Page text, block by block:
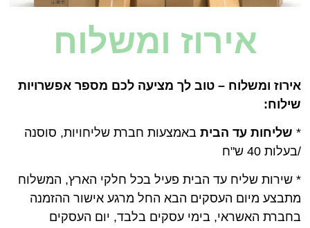
אירוז ומשלוח
אירוז ומשלוח – טוב לך מציעה לכם מספר אפשרויות
שילוח:
* שליחות עד הבית באמצעות חברת שליחויות, סוסנה
/בעלות 40 ש"ח
* שירות שליח עד הבית פעיל בכל חלקי הארץ, המשלוח
מתבצע מיום העסקים הבא החל מרגע אישור ההזמנה
בחברת האשראי, בימי עסקים בלבד, יום העסקים